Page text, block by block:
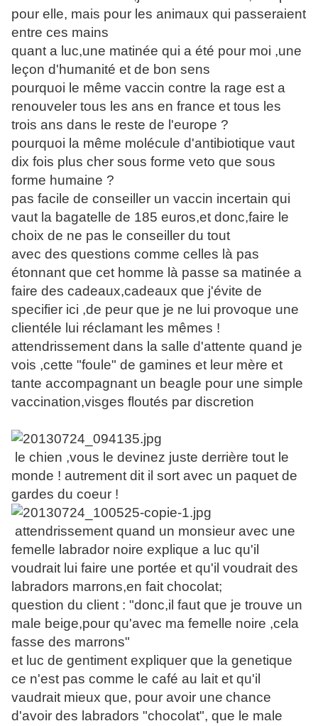
pour elle, mais pour les animaux qui passeraient
entre ces mains
quant a luc,une matinée qui a été pour moi ,une
leçon d'humanité et de bon sens
pourquoi le même vaccin contre la rage est a
renouveler tous les ans en france et tous les
trois ans dans le reste de l'europe ?
pourquoi la même molécule d'antibiotique vaut
dix fois plus cher sous forme veto que sous
forme humaine ?
pas facile de conseiller un vaccin incertain qui
vaut la bagatelle de 185 euros,et donc,faire le
choix de ne pas le conseiller du tout
avec des questions comme celles là pas
étonnant que cet homme là passe sa matinée a
faire des cadeaux,cadeaux que j'évite de
specifier ici ,de peur que je ne lui provoque une
clientéle lui réclamant les mêmes !
attendrissement dans la salle d'attente quand je
vois ,cette "foule" de gamines et leur mère et
tante accompagnant un beagle pour une simple
vaccination,visges floutés par discretion
le chien ,vous le devinez juste derrière tout le
monde ! autrement dit il sort avec un paquet de
gardes du coeur !
attendrissement quand un monsieur avec une
femelle labrador noire explique a luc qu'il
voudrait lui faire une portée et qu'il voudrait des
labradors marrons,en fait chocolat;
question du client : "donc,il faut que je trouve un
male beige,pour qu'avec ma femelle noire ,cela
fasse des marrons"
et luc de gentiment expliquer que la genetique
ce n'est pas comme le café au lait et qu'il
vaudrait mieux que, pour avoir une chance
d'avoir des labradors "chocolat", que le male